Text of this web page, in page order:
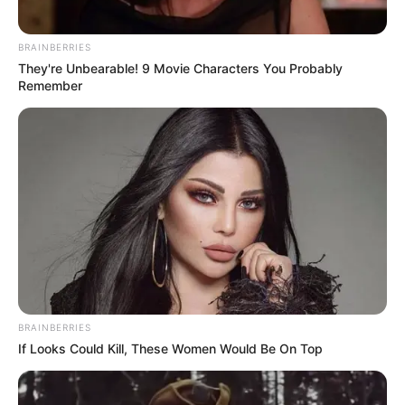
BRAINBERRIES
They're Unbearable! 9 Movie Characters You Probably
Remember
BRAINBERRIES
If Looks Could Kill, These Women Would Be On Top